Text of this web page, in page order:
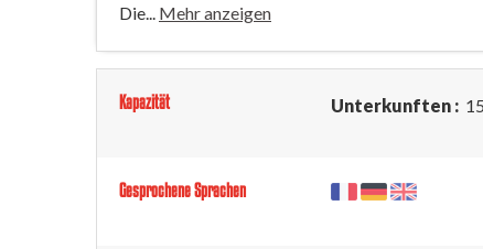
Die... Mehr anzeigen
Kapazität Unterkunften :
Gesprochene Sprachen